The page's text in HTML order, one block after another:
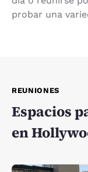
probar una
REUNIONES
Espacios
en